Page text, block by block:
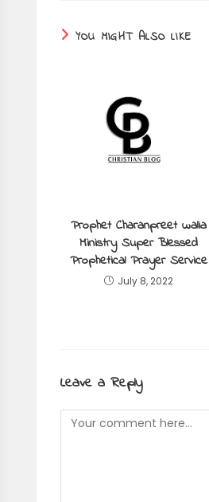
YOU MIGHT ALSO LIKE
Prophet Charanpreet walia
Ministry Super Blessed
Prophetical Prayer Service
July 8, 2022
Leave a Reply
Comment